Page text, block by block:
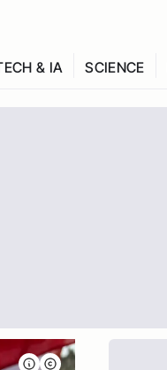
& IA SCIENCE